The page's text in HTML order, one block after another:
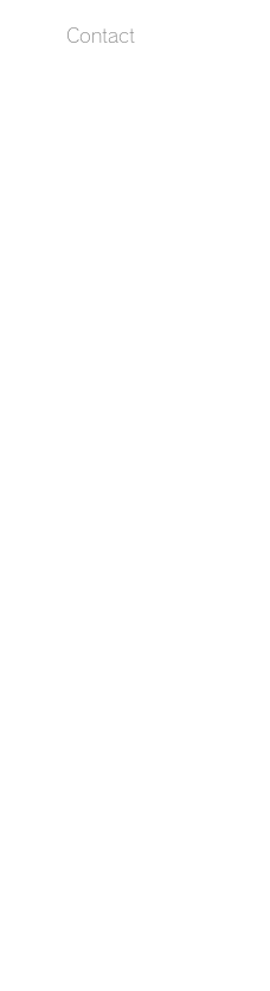
Contact